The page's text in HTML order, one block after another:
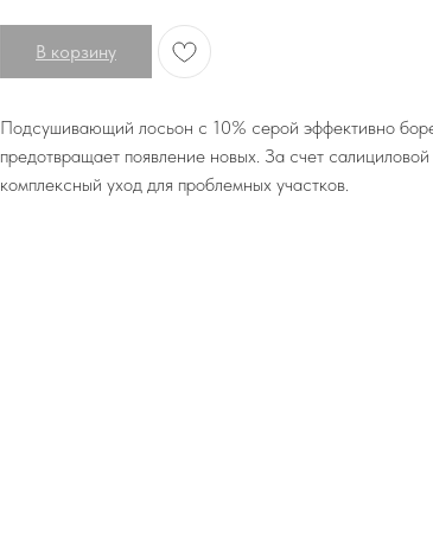
В корзину
Подсушивающий лосьон с 10% серой эффективно
предотвращает появление новых. За счет
комплексный уход для проблемных участков.